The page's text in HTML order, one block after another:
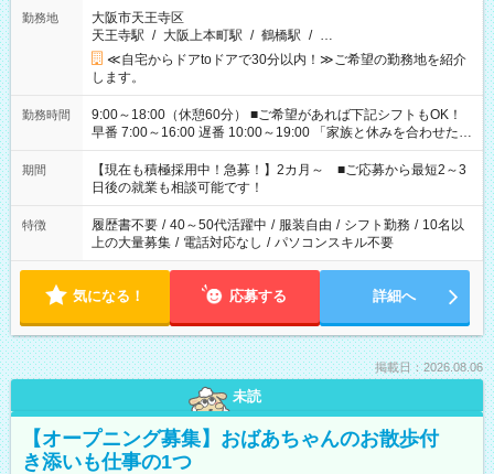
勤務地
大阪市天王寺区
天王寺駅 / 大阪上本町駅 / 鶴橋駅 / …
≪自宅からドアtoドアで30分以内！≫ご希望の勤務地を紹介
します。
勤務時間
9:00～18:00（休憩60分） ■ご希望があれば下記シフトもOK！
早番 7:00～16:00 遅番 10:00～19:00 「家族と休みを合わせた
い」 「余裕を持って夕飯の準備がしたい」 「できれば残業はし
たくない」 など、ご希望を教えてくださいね。 ※Wワーク希望
の方へ 今ご覧のお仕事で希望する勤務時間と、もう1つのお仕事
の勤務時間。 合計で週40時間を超える場合は応募できません。
期間
【現在も積極採用中！急募！】2カ月～ ■ご応募から最短2～3
日後の就業も相談可能です！
特徴 履歴書不要 / 40～50代活躍中 / 服装自由 / シフト勤務 / 10名以
上の大量募集 / 電話対応なし / パソコンスキル不要
気になる！ 応募する 詳細へ
掲載日：2026.08.06
未読
【オープニング募集】おばあちゃんのお散歩付
き添いも仕事の1つ